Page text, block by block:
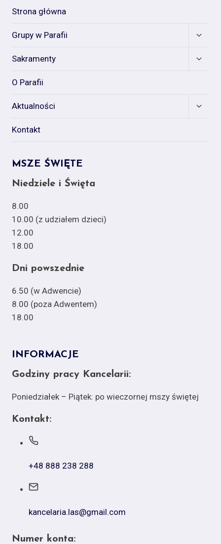
Strona główna
Grupy w Parafii
Expand
Sakramenty
Expand
O Parafii
Aktualności
Expand
Kontakt
MSZE ŚWIĘTE
Niedziele i Święta
8.00
10.00 (z udziałem dzieci)
12.00
18.00
Dni powszednie
6.50 (w Adwencie)
8.00 (poza Adwentem)
18.00
INFORMACJE
Godziny pracy Kancelarii:
Poniedziałek – Piątek: po wieczornej mszy świętej
Kontakt:
+48 888 238 288
kancelaria.las@gmail.com
Numer konta: